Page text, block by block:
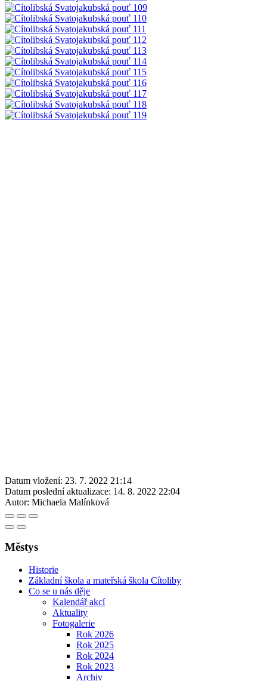
Datum vložení: 23. 7. 2022 21:14
Datum poslední aktualizace: 14. 8. 2022 22:04
Autor: Michaela Malínková
Městys
Historie
Základní škola a mateřská škola Cítoliby
Co se u nás děje
Kalendář akcí
Aktuality
Fotogalerie
Rok 2026
Rok 2025
Rok 2024
Rok 2023
Archiv